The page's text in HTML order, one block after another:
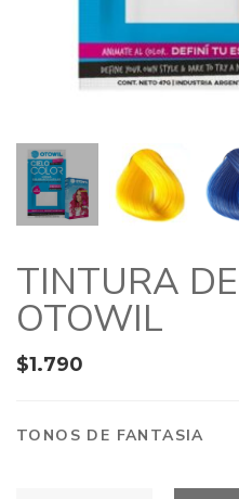
TINTURA
OTOWIL
$1.790
TONOS DE FANTASIA